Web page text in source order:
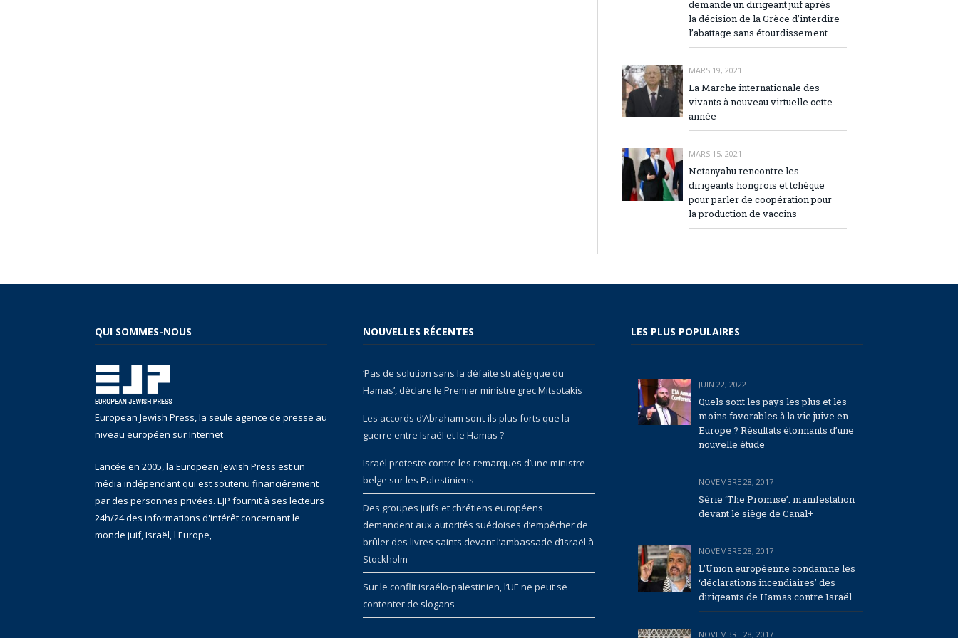
demande un dirigeant juif après
la décision de la Grèce d’interdire
l’abattage sans étourdissement
MARS 19, 2021
La Marche internationale des
vivants à nouveau virtuelle cette
année
MARS 15, 2021
Netanyahu rencontre les
dirigeants hongrois et tchèque
pour parler de coopération pour
la production de vaccins
QUI SOMMES-NOUS
European Jewish Press, la seule agence de presse au
niveau européen sur Internet
Lancée en 2005, la European Jewish Press est un
média indépendant qui est soutenu financiérement
par des personnes privées. EJP fournit à ses lecteurs
24h/24 des informations d'intérêt concernant le
monde juif, Israël, l'Europe,
NOUVELLES RÉCENTES
‘Pas de solution sans la défaite stratégique du
Hamas’, déclare le Premier ministre grec Mitsotakis
Les accords d’Abraham sont-ils plus forts que la
guerre entre Israël et le Hamas ?
Israël proteste contre les remarques d’une ministre
belge sur les Palestiniens
Des groupes juifs et chrétiens européens
demandent aux autorités suédoises d’empêcher de
brûler des livres saints devant l’ambassade d’Israël à
Stockholm
Sur le conflit israélo-palestinien, l’UE ne peut se
contenter de slogans
LES PLUS POPULAIRES
JUIN 22, 2022
Quels sont les pays les plus et les
moins favorables à la vie juive en
Europe ? Résultats étonnants d’une
nouvelle étude
NOVEMBRE 28, 2017
Série ‘The Promise’: manifestation
devant le siège de Canal+
NOVEMBRE 28, 2017
L’Union européenne condamne les
‘déclarations incendiaires’ des
dirigeants de Hamas contre Israël
NOVEMBRE 28, 2017